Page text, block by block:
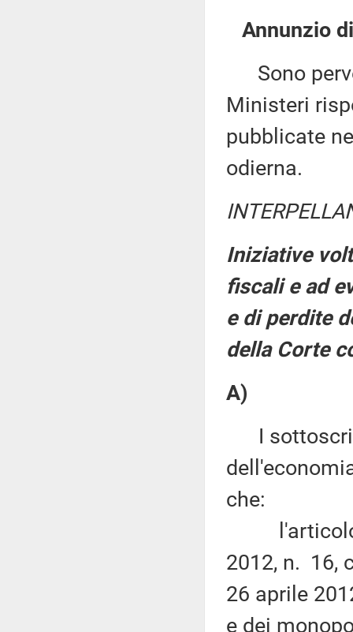
Annunzio
Sono
Ministeri
pubblicate
odierna.
Iniziative
fiscali e ad
e di perdite
della Corte
A)
I
che:
l'articolo
2012, n. 16,
26 aprile
e dei